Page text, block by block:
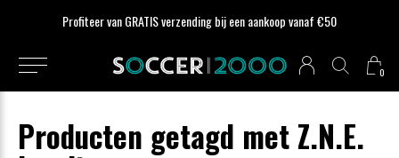
0
Profiteer van GRATIS verzending bij een aankoop vanaf €50
Producten getagd met Z.N.E.